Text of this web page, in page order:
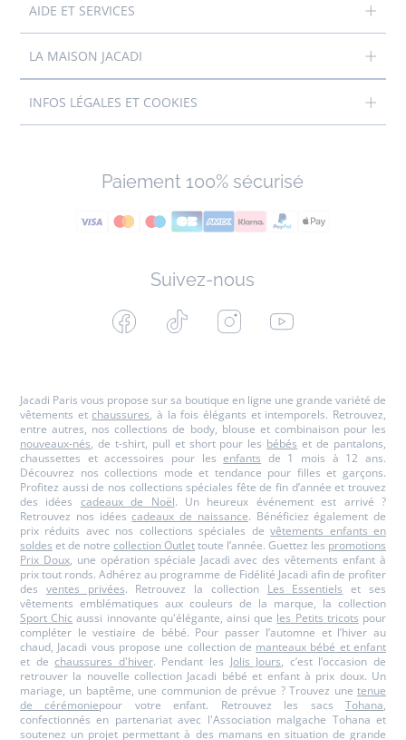
AIDE ET SERVICES
LA MAISON JACADI
INFOS LÉGALES ET COOKIES
Paiement 100% sécurisé
Suivez-nous
Facebook Tiktok InstagramYoutube
Jacadi Paris vous propose sur sa boutique en ligne une grande variété de
vêtements etchaussures, à la fois élégants et intemporels. Retrouvez,
entre autres, nos collections de body, blouse et combinaison pour les
nouveaux-nés, de t-shirt, pull et short pour les bébés et de pantalons,
chaussettes et accessoires pour lesenfants de 1 mois à 12 ans.
Découvrez nos collections mode et tendance pour filles et garçons.
Profitez aussi de nos collections spéciales fête de fin d’année et trouvez
des idées cadeaux de Noël. Un heureux événement est arrivé ?
Retrouvez nos idéescadeaux de naissance. Bénéficiez également de
prix réduits avec nos collections spéciales devêtements enfants en
soldes et de notre collection Outlettoute l’année. Guettez les promotions
Prix Doux, une opération spéciale Jacadi avec des vêtements enfant à
prix tout ronds. Adhérez au programme de Fidélité Jacadi afin de profiter
des ventes privées. Retrouvez la collection Les Essentiels et ses
vêtements emblématiques aux couleurs de la marque, la collection
Sport Chic aussi innovante qu'élégante, ainsi que les Petits tricots pour
compléter le vestiaire de bébé. Pour passer l’automne et l’hiver au
chaud, Jacadi vous propose une collection de manteaux bébé et enfant
et dechaussures d'hiver. Pendant les Jolis Jours, c’est l’occasion de
retrouver la nouvelle collection Jacadi bébé et enfant à prix doux. Un
mariage, un baptême, une communion de prévue ? Trouvez une tenue
de cérémoniepour votre enfant. Retrouvez les sacsTohana,
confectionnés en partenariat avec l'Association malgache Tohana et
soutenez un projet permettant à des mamans en situation de grande